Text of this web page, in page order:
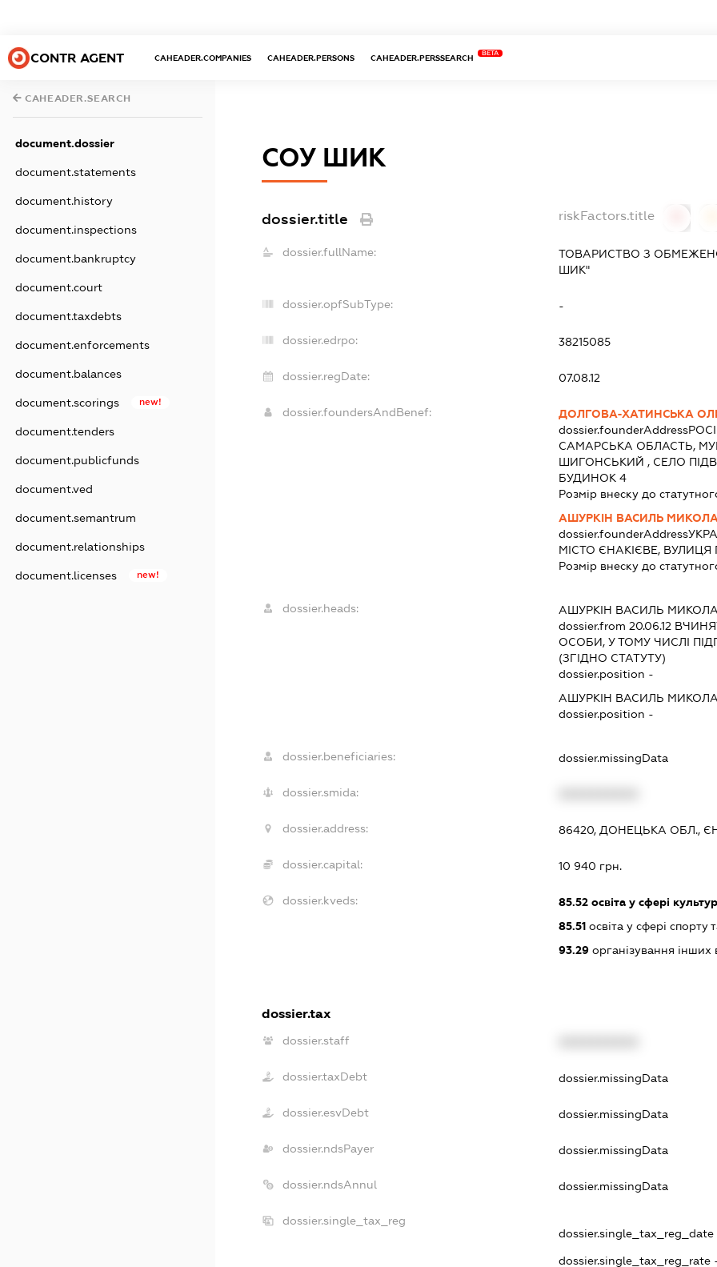
CONTR AGENT CAHEADER.COMPANIES CAHEADER.PERSONS CAHEADER.PERSSEARCH
BETA
CAHEADER.SEARCH
document.dossier
document.statements
document.history
document.inspections
document.bankruptcy
document.court
document.taxdebts
document.enforcements
document.balances
document.scorings new!
document.tenders
document.publicfunds
document.ved
document.semantrum
document.relationships
document.licenses new!
СОУ ШИК
dossier.title riskFactors.title
dossier.fullName:
ТОВАРИСТВО З
ШИК"
dossier.opfSubType: -
dossier.edrpo: 38215085
dossier.regDate: 07.08.12
dossier.foundersAndBenef:
ДОЛГОВА-ХАТИНСЬКА
dossier.founderAddress
САМАРСЬКА ОБЛАСТЬ,
ШИГОНСЬКИЙ , СЕЛО
БУДИНОК 4
Розмір внеску до
АШУРКІН ВАСИЛЬ
dossier.founderAddress
МІСТО ЄНАКІЄВЕ,
Розмір внеску до
dossier.heads: АШУРКІН ВАСИЛЬ
dossier.from 20.06.12
ОСОБИ, У ТОМУ ЧИСЛІ
(ЗГІДНО СТАТУТУ)
dossier.position -
АШУРКІН ВАСИЛЬ
dossier.position -
dossier.beneficiaries: dossier.missingData
dossier.smida:
dossier.address: 86420, ДОНЕЦЬКА ОБЛ.,
dossier.capital: 10 940 грн.
dossier.kveds: 85.52освіта у сфері
85.51освіта у сфері спорту
93.29організування інших
dossier.tax
dossier.staff
dossier.taxDebt dossier.missingData
dossier.esvDebt dossier.missingData
dossier.ndsPayer dossier.missingData
dossier.ndsAnnul dossier.missingData
dossier.single_tax_reg
dossier.single_tax_reg_date -
dossier.single_tax_reg_rate